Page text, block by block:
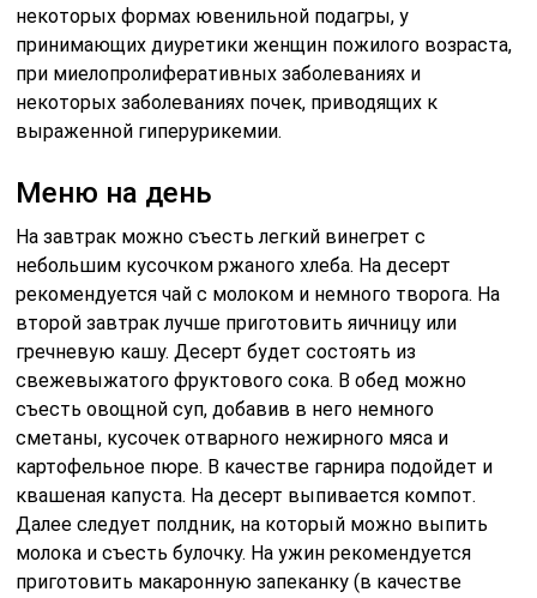
некоторых формах ювенильной подагры, у
принимающих диуретики женщин пожилого возраста,
при миелопролиферативных заболеваниях и
некоторых заболеваниях почек, приводящих к
выраженной гиперурикемии.
Меню на день
На завтрак можно съесть легкий винегрет с
небольшим кусочком ржаного хлеба. На десерт
рекомендуется чай с молоком и немного творога. На
второй завтрак лучше приготовить яичницу или
гречневую кашу. Десерт будет состоять из
свежевыжатого фруктового сока. В обед можно
съесть овощной суп, добавив в него немного
сметаны, кусочек отварного нежирного мяса и
картофельное пюре. В качестве гарнира подойдет и
квашеная капуста. На десерт выпивается компот.
Далее следует полдник, на который можно выпить
молока и съесть булочку. На ужин рекомендуется
приготовить макаронную запеканку (в качестве